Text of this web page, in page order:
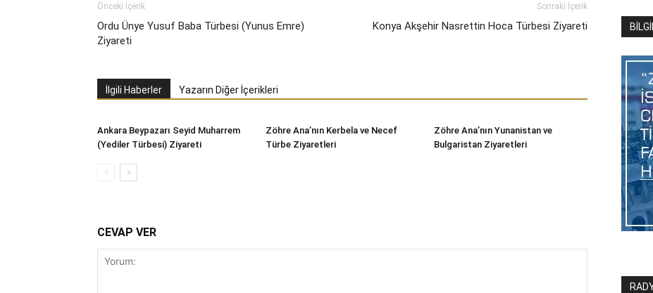
Önceki İçerik
Ordu Ünye Yusuf Baba Türbesi (Yunus Emre)
Ziyareti
Sonraki İçerik
Konya Akşehir Nasrettin Hoca Türbesi Ziyareti
İlgili Haberler Yazarın Diğer İçerikleri
Ankara Beypazarı Seyid Muharrem
(Yediler Türbesi) Ziyareti
Zöhre Ana’nın Kerbela ve Necef
Türbe Ziyaretleri
Zöhre Ana’nın Yunanistan ve
Bulgaristan Ziyaretleri
CEVAP VER